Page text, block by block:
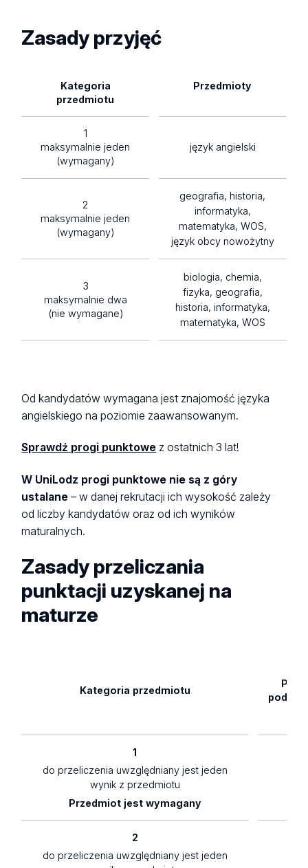
Zasady przyjęć
Kategoria
przedmiotu
Przedmioty
1
maksymalnie jeden
(wymagany)
język angielski
2
maksymalnie jeden
(wymagany)
geografia, historia,
informatyka,
matematyka, WOS,
język obcy nowożytny
3
maksymalnie dwa
(nie wymagane)
biologia, chemia,
fizyka, geografia,
historia, informatyka,
matematyka, WOS
Od kandydatów wymagana jest znajomość języka
angielskiego na poziomie zaawansowanym.
Sprawdź progi punktowe z ostatnich 3 lat!
W UniLodz progi punktowe nie są z góry
ustalane– w danej rekrutacji ich wysokość zależy
od liczby kandydatów oraz od ich wyników
maturalnych.
Zasady przeliczania
punktacji uzyskanej na
maturze
Kategoria przedmiotu
1
do przeliczenia uwzględniany jest jeden
wynik z przedmiotu
Przedmiot jest wymagany
2
do przeliczenia uwzględniany jest jeden